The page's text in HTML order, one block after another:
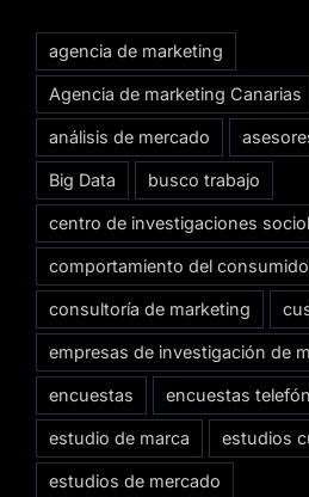
agencia de marketing
Agencia de marketing Canarias
análisis de mercado
Big Data busco trabajo
centro de investigaciones
comportamiento del
consultoría de marketing
empresas de investigación de
encuestas encuestas
estudio de marca estudios
estudios de mercado